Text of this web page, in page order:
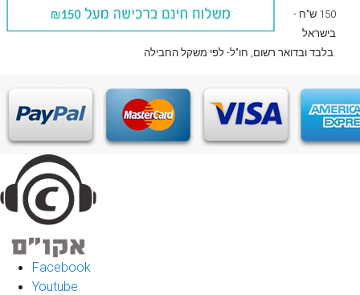
150 ש"ח -
בישראל
בלבדובדואר רשום , חו"ל- לפי משקל החבילה.
Facebook
Youtube